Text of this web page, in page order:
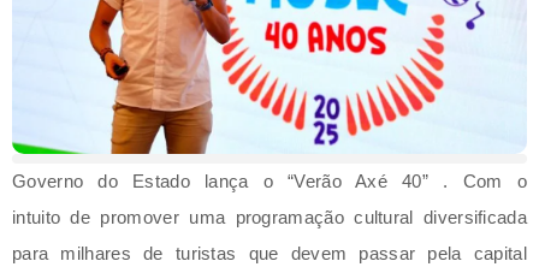
Governo do Estado lança o “Verão Axé 40” . Com o
intuito de promover uma programação cultural diversificada
para milhares de turistas que devem passar pela capital